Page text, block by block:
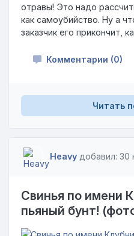
отравы! Это надо
как самоубийство. Ну а
заказчик его прикончит,
Комментарии (0)
Читать
Heavy добавил: 30
Свинья по имени
пьяный бунт!